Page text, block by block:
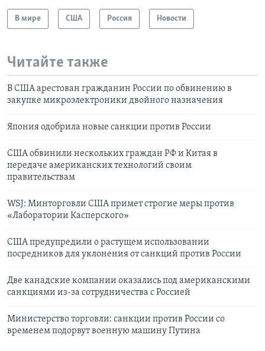
В мире США Россия Новости
Читайте также
В США арестован гражданин России по обвинению в
закупке микроэлектроники двойного назначения
Япония одобрила новые санкции против России
США обвинили нескольких граждан РФ и Китая в
передаче американских технологий своим
правительствам
WSJ: Минторговли США примет строгие меры против
«Лаборатории Касперского»
США предупредили о растущем использовании
посредников для уклонения от санкций против России
Две канадские компании оказались под американскими
санкциями из-за сотрудничества с Россией
Министерство торговли: санкции против России со
временем подорвут военную машину Путина